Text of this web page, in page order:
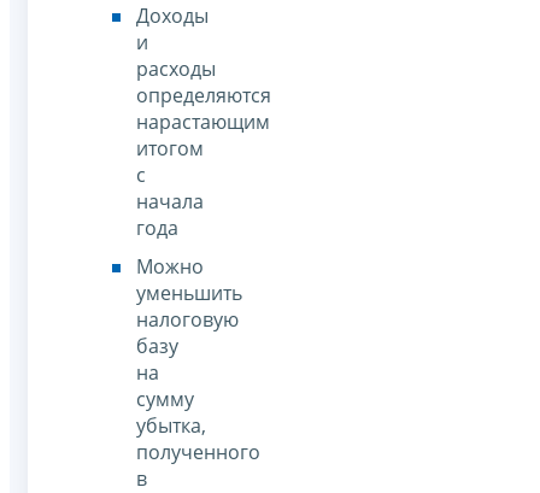
Доходы
и
расходы
определяются
нарастающим
итогом
с
начала
года
Можно
уменьшить
налоговую
базу
на
сумму
убытка,
полученного
в